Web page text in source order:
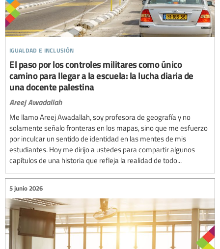
igualdad e inclusión
El paso por los controles militares como único
camino para llegar a la escuela: la lucha diaria de
una docente palestina
Areej Awadallah
Me llamo Areej Awadallah, soy profesora de geografía y no
solamente señalo fronteras en los mapas, sino que me esfuerzo
por inculcar un sentido de identidad en las mentes de mis
estudiantes. Hoy me dirijo a ustedes para compartir algunos
capítulos de una historia que refleja la realidad de todo...
5 junio 2026